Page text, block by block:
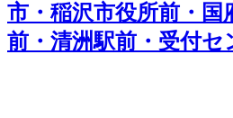
市・稲沢市役所前・国
前・清洲駅前・受付セ